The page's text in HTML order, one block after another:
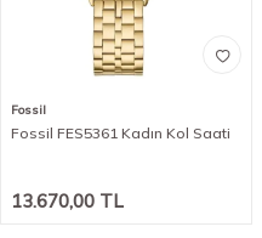
Fossil
Fossil FES5361 Kadın Kol Saati
13.670,00 TL